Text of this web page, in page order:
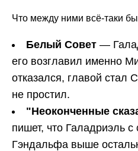
Что между ними всё-таки
Белый Совет —
его возглавил именно
отказался, главой стал
не простил.
"Неоконченные
пишет, что Галадриэль
Гэндальфа выше